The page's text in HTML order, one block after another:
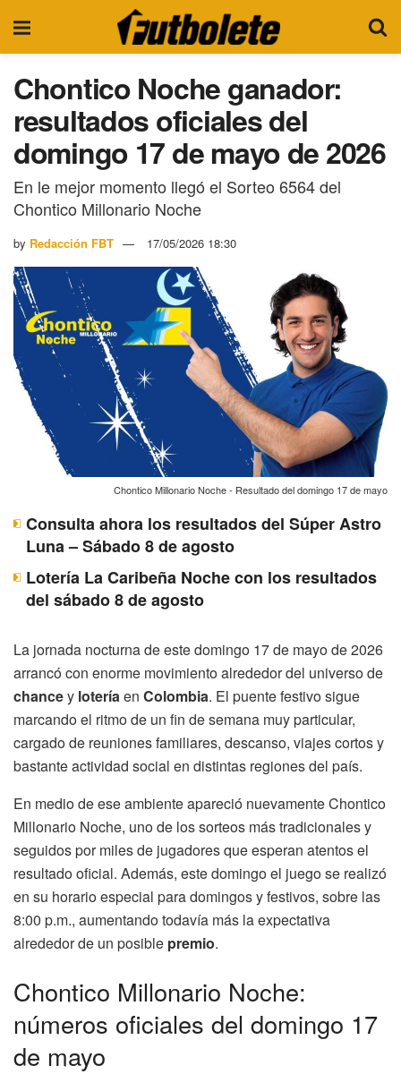
Chontico Noche ganador:
resultados oficiales del
domingo 17 de mayo de 2026
En le mejor momento llegó el Sorteo 6564 del
Chontico Millonario Noche
by Redacción FBT 17/05/2026 18:30
Chontico Millonario Noche - Resultado del domingo 17 de mayo
Consulta ahora los resultados del Súper Astro
Luna – Sábado 8 de agosto
Lotería La Caribeña Noche con los resultados
del sábado 8 de agosto
La jornada nocturna de este domingo 17 de mayo de 2026
arrancó con enorme movimiento alrededor del universo de
chancey loteríaen Colombia. El puente festivo sigue
marcando el ritmo de un fin de semana muy particular,
cargado de reuniones familiares, descanso, viajes cortos y
bastante actividad social en distintas regiones del país.
En medio de ese ambiente apareció nuevamente Chontico
Millonario Noche, uno de los sorteos más tradicionales y
seguidos por miles de jugadores que esperan atentos el
resultado oficial. Además, este domingo el juego se realizó
en su horario especial para domingos y festivos, sobre las
8:00 p.m., aumentando todavía más la expectativa
alrededor de un posible premio.
Chontico Millonario Noche:
números oficiales del domingo 17
de mayo